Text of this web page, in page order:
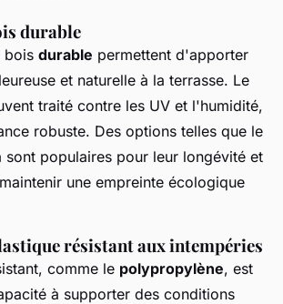
durable
bois durable permettent d'apporter
et naturelle à la terrasse. Le
traité contre les UV et l'humidité,
robuste. Des options telles que le
populaires pour leur longévité et
une empreinte écologique
résistant aux intempéries
comme le polypropylène, est
à supporter des conditions